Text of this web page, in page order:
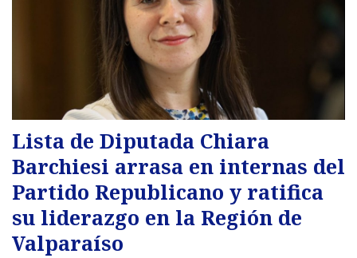
Lista de Diputada Chiara
Barchiesi arrasa en internas del
Partido Republicano y ratifica
su liderazgo en la Región de
Valparaíso